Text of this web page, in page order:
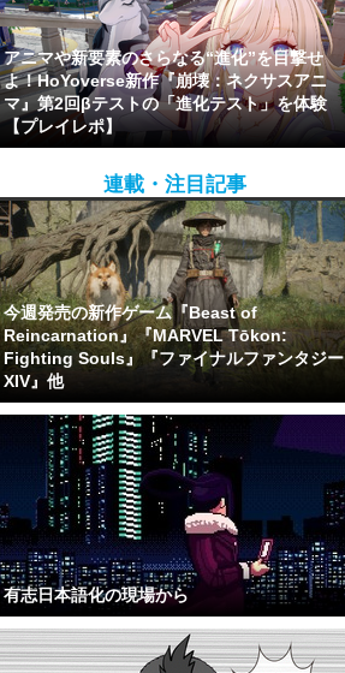
アニマや新要素のさらなる“進化”を目撃せ
よ！HoYoverse新作『崩壊：ネクサスアニ
マ』第2回βテストの「進化テスト」を体験
【プレイレポ】
連載・注目記事
今週発売の新作ゲーム『Beast of
Reincarnation』『MARVEL Tōkon:
Fighting Souls』『ファイナルファンタジー
XIV』他
有志日本語化の現場から